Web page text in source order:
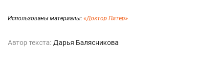
Использованы материалы: «Доктор Питер»
Автор текста: Дарья Балясникова